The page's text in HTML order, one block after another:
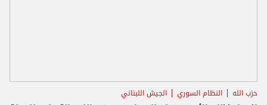
حزب الله النظام السوري الجيش اللبناني